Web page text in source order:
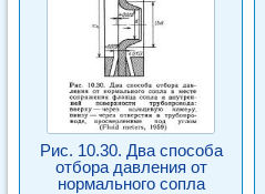
Рис. 10.30. Два способа
отбора давления от
нормального сопла